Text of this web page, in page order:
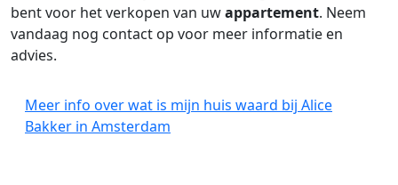
bent voor het verkopen van uwappartement. Neem
vandaag nog contact op voor meer informatie en
advies.
Meer info over wat is mijn huis waard bij Alice
Bakker in Amsterdam